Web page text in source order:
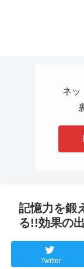
ネッ
記憶力を鍛
る!!効果の
Twitter